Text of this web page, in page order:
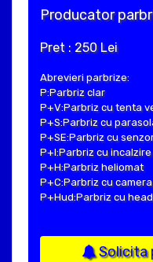
Producator
Pret : 250 Lei
Abrevieri parbrize:
P:Parbriz clar
P+V:Parbriz cu tenta
P+S:Parbriz cu
P+SE:Parbriz cu
P+I:Parbriz cu incalzire
P+H:Parbriz heliomat
P+C:Parbriz cu camera
P+Hud:Parbriz cu
Solicita